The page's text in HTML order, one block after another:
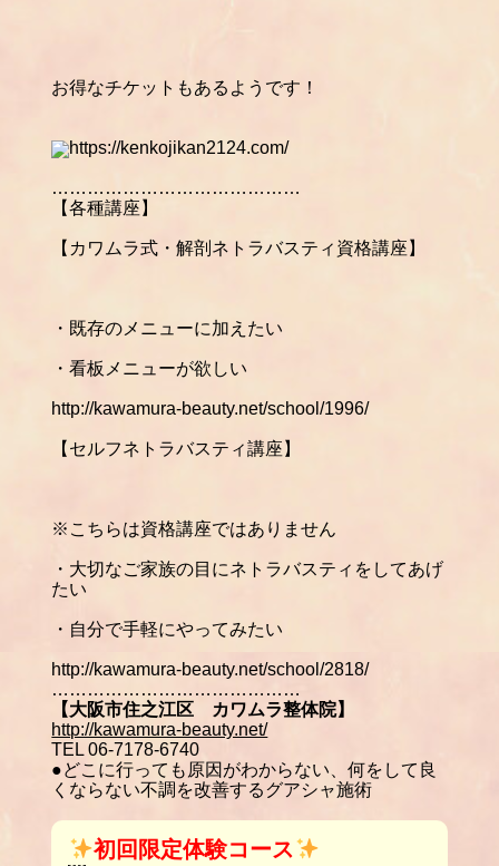
お得なチケットもあるようです！
https://kenkojikan2124.com/
……………………………………
【各種講座】
【カワムラ式・解剖ネトラバスティ資格講座】
・既存のメニューに加えたい
・看板メニューが欲しい
http://kawamura-beauty.net/school/1996/
【セルフネトラバスティ講座】
※ こちらは資格講座ではありません
・大切なご家族の目にネトラバスティをしてあげ
たい
・自分で手軽にやってみたい
http://kawamura-beauty.net/school/2818/
……………………………………
【大阪市住之江区 カワムラ整体院】
http://kawamura-beauty.net/
TEL 06-7178-6740
●どこに行っても原因がわからない、何をして良
くならない不調を改善するグアシャ施術
初回限定体験コース